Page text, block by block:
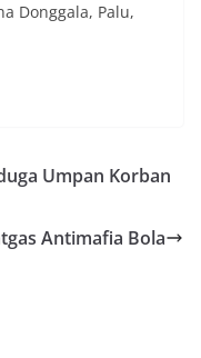
Donggala, Palu,
Umpan Korban
Antimafia Bola